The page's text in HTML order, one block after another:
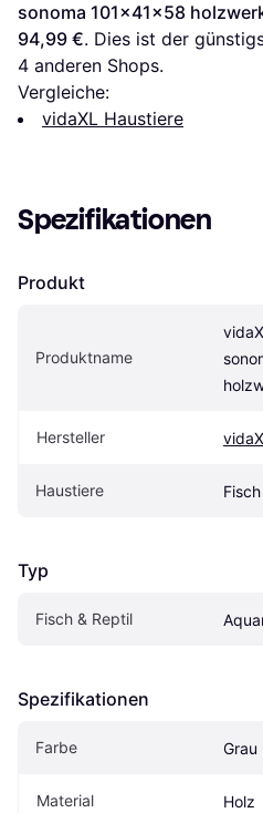
sonoma 101x41x58
94,99 €
4 anderen Shops.
Vergleiche:
vidaXL Haustiere
Spezifikationen
Produkt
Produktname
Hersteller
Haustiere
Typ
Fisch & Reptil
Spezifikationen
Farbe Grau
Material Holz